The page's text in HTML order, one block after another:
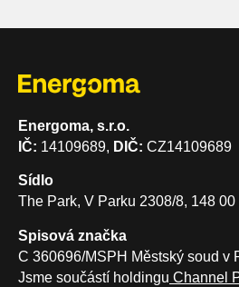
Energoma, s.r.o.
IČ: 14109689, DIČ: CZ14109689
Sídlo
The Park, V Parku 2308/8, 148 00
Spisová značka
C 360696/MSPH Městský soud v
Jsme součástí holdingu Channel